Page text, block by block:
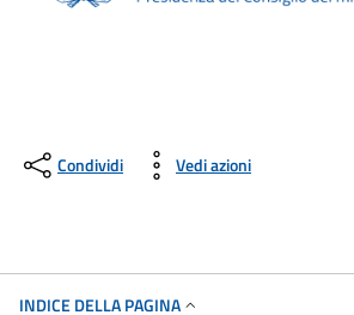
Condividi Vedi azioni
INDICE DELLA PAGINA